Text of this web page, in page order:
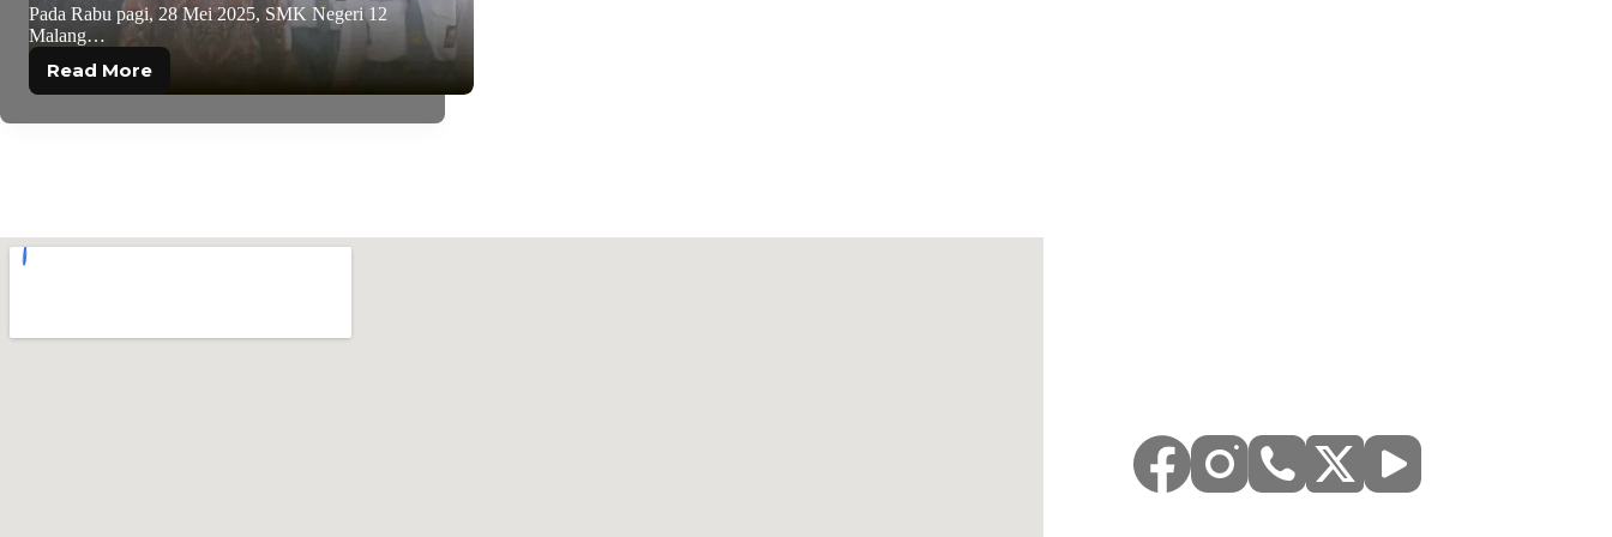
Pada Rabu pagi, 28 Mei 2025, SMK Negeri 12
Malang…
Read More